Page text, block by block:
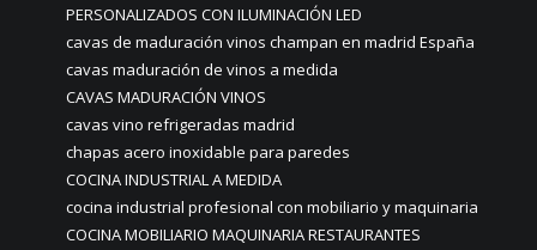
PERSONALIZADOS CON ILUMINACIÓN LED
cavas de maduración vinos champan en madrid España
cavas maduración de vinos a medida
CAVAS MADURACIÓN VINOS
cavas vino refrigeradas madrid
chapas acero inoxidable para paredes
COCINA INDUSTRIAL A MEDIDA
cocina industrial profesional con mobiliario y maquinaria
COCINA MOBILIARIO MAQUINARIA RESTAURANTES